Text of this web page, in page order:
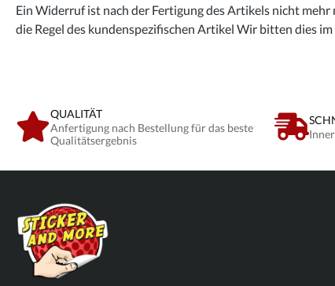
Ein Widerruf ist nach der Fertigung des Artikels nicht
die Regel des kundenspezifischen Artikel Wir bitten dies
QUALITÄT
Anfertigung nach Bestellung für das beste
Qualitätsergebnis